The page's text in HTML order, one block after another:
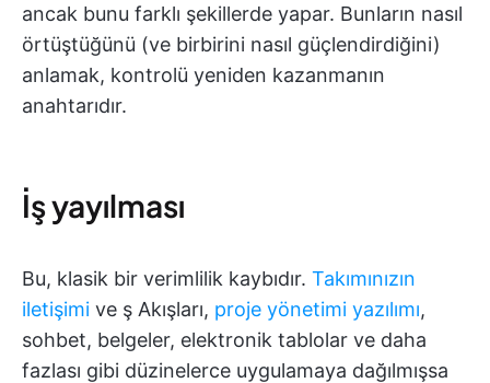
ancak bunu farklı şekillerde yapar. Bunların nasıl
örtüştüğünü (ve birbirini nasıl güçlendirdiğini)
anlamak, kontrolü yeniden kazanmanın
anahtarıdır.
İş yayılması
Bu, klasik bir verimlilik kaybıdır. Takımınızın
iletişimi ve ş Akışları, proje yönetimi yazılımı,
sohbet, belgeler, elektronik tablolar ve daha
fazlası gibi düzinelerce uygulamaya dağılmışsa